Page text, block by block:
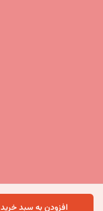
افزودن به سبد خرید